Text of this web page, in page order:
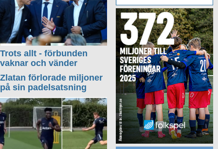
Trots allt - förbunden
vaknar och vänder
Zlatan förlorade miljoner
på sin padelsatsning